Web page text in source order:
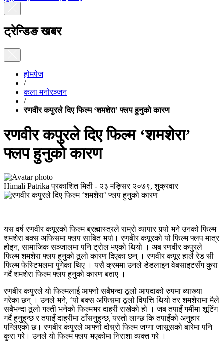
ट्रेन्डिङ खबर
होमपेज
/
कला मनोरञ्जन
/
रणवीर कपुरले दिए फिल्म ‘शमशेरा’ फ्लप हुनुको कारण
रणवीर कपुरले दिए फिल्म ‘शमशेरा’
फ्लप हुनुको कारण
Himali Patrika प्रकाशित मिती - २३ मङ्सिर २०७९, शुक्रवार
यस वर्ष रणवीर कपूरको फिल्म ब्रह्मास्त्रले राम्रो व्यापार गर्‍यो भने उनको फिल्म
शमशेरा बक्स अफिसमा फ्लप साबित भयो। रणबीर कपूरको यो फिल्म फ्लप मात्र
होइन, सामाजिक सञ्जालमा पनि ट्रोल भएको थियो । अब रणवीर कपुरले
फिल्म शमशेरा फ्लप हुनुको ठूलो कारण दिएका छन् । रणवीर कपूर हालै रेड सी
फिल्म फेस्टिभलमा पुगेका थिए । यसै क्रममा उनले डेडलाइन वेबसाइटसँग कुरा
गर्दै शमशेरा फिल्म फ्लप हुनुको कारण बताए ।
रणबीर कपुरले यो फिल्मलाई आफ्नो सबैभन्दा ठूलो आपदाको रुपमा व्याख्या
गरेका छन् । उनले भने, ‘यो बक्स अफिसमा ठूलो विपत्ति थियो तर शमशेरामा मैले
सबैभन्दा ठूलो गल्ती भनेको फिल्मभर दाह्री राखेको हो । जब तपाइँ गर्मीमा शूटिंग
गर्दै हुनुहुन्छ र तपाइँ दाह्रीमा टाँसनुहुन्छ, यस्तो लाग्छ कि तपाइँको अनुहार
पग्लिएको छ। रणबीर कपुरले आफ्नो दोस्रो फिल्म जग्गा जासूसको बारेमा पनि
कुरा गरे। उनले यो फिल्म फ्लप भएकोमा निराशा व्यक्त गरे ।